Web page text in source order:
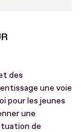
des
une voie
pour les jeunes
une
de